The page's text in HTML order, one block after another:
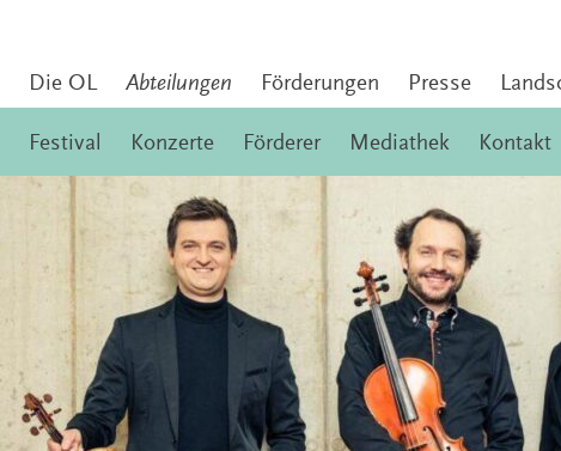
Die OL Abteilungen Förderungen Presse
Festival Konzerte Förderer Mediathek Kontakt